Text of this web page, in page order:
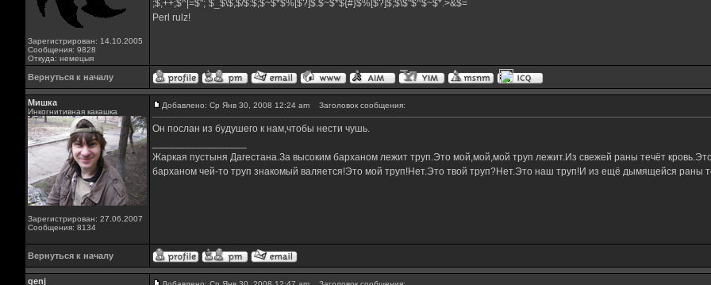
Зарегистрирован: 14.10.2005
Сообщения: 9828
Откуда: немецыя
;$,++;$^|=$";`$_$\$,$/$:$;$~$*$%[$?]$.$~$*${#}$%[$?]$;$\$"$^$~$*.>&$=`
Perl rulz!
Вернуться к началу
Мишка
Инкогнитивная какашка
Зарегистрирован: 27.06.2007
Сообщения: 8134
Добавлено: Ср Янв 30, 2008 12:24 am Заголовок сообщения:
Он послан из будушего к нам,чтобы нести чушь.
Жаркая пустыня Дагестана.За высоким барханом лежит труп.Это мой,мой,мой труп лежит.Из свежей раны течёт
барханом чей-то труп знакомый валяется!Это мой труп!Нет.Это твой труп?Нет.Это наш труп!И из ещё дымящейся раны
Вернуться к началу
genj